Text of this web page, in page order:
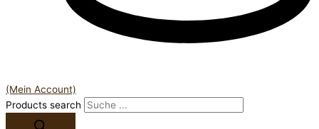
(Mein Account)
Products search